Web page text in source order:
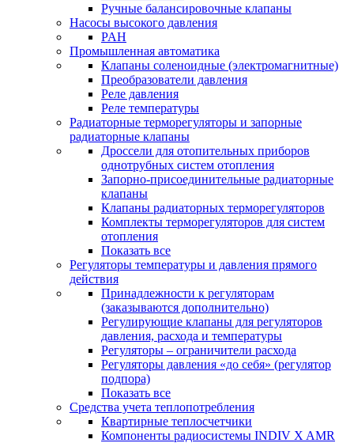
Ручные балансировочные клапаны
Насосы высокого давления
PAH
Промышленная автоматика
Клапаны соленоидные (электромагнитные)
Преобразователи давления
Реле давления
Реле температуры
Радиаторные терморегуляторы и запорные
радиаторные клапаны
Дроссели для отопительных приборов
однотрубных систем отопления
Запорно-присоединительные радиаторные
клапаны
Клапаны радиаторных терморегуляторов
Комплекты терморегуляторов для систем
отопления
Показать все
Регуляторы температуры и давления прямого
действия
Принадлежности к регуляторам
(заказываются дополнительно)
Регулирующие клапаны для регуляторов
давления, расхода и температуры
Регуляторы – ограничители расхода
Регуляторы давления «до себя» (регулятор
подпора)
Показать все
Средства учета теплопотребления
Квартирные теплосчетчики
Компоненты радиосистемы INDIV X AMR